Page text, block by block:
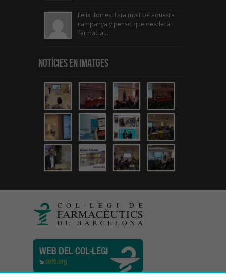
Felix Torres: Esta molt bé aquesta
campanya y penso que desde la
farmacia...
Notícies en Imatges